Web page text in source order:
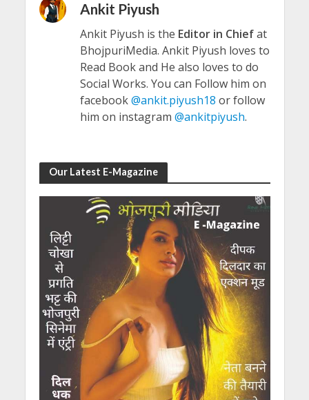
Ankit Piyush
Ankit Piyush is the Editor in Chiefat
BhojpuriMedia. Ankit Piyush loves to
Read Book and He also loves to do
Social Works. You can Follow him on
facebook@ankit.piyush18 or follow
him on instagram @ankitpiyush.
Our Latest E-Magazine